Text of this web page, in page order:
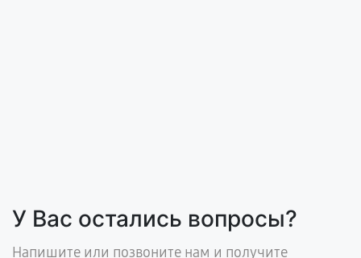
У Вас остались вопросы?
Напишите или позвоните нам и получите